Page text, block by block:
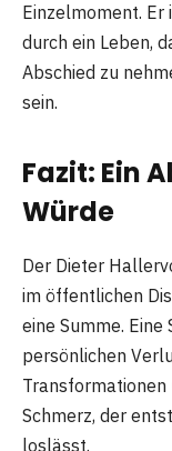
Einzelmoment. Er
durch ein Leben,
Abschied zu
sein.
Fazit: Ein
Würde
Der Dieter
im öffentlichen
eine Summe.
persönlichen
Schmerz, der
loslässt.